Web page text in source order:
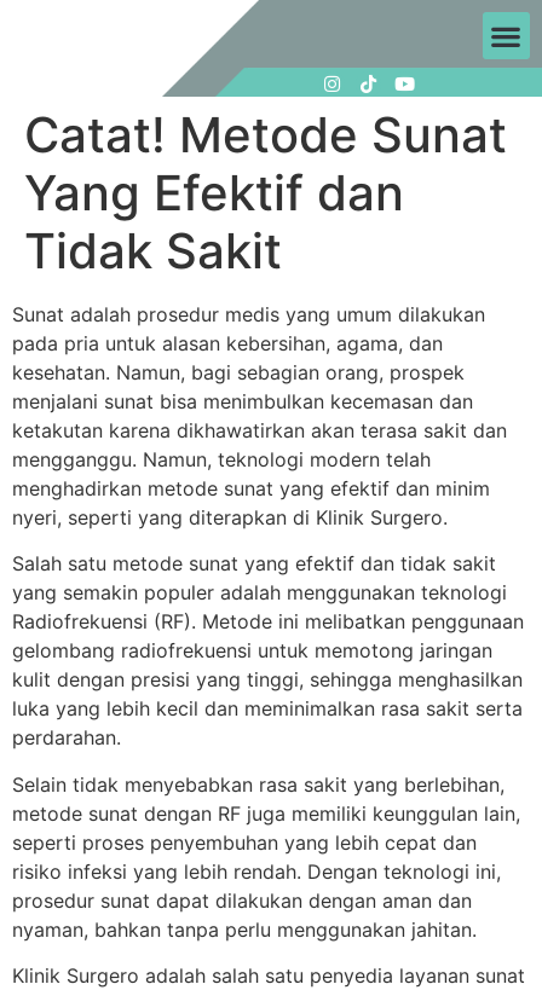
Catat! Metode Sunat
Yang Efektif dan
Tidak Sakit
Sunat adalah prosedur medis yang umum dilakukan
pada pria untuk alasan kebersihan, agama, dan
kesehatan. Namun, bagi sebagian orang, prospek
menjalani sunat bisa menimbulkan kecemasan dan
ketakutan karena dikhawatirkan akan terasa sakit dan
mengganggu. Namun, teknologi modern telah
menghadirkan metode sunat yang efektif dan minim
nyeri, seperti yang diterapkan di Klinik Surgero.
Salah satu metode sunat yang efektif dan tidak sakit
yang semakin populer adalah menggunakan teknologi
Radiofrekuensi (RF). Metode ini melibatkan penggunaan
gelombang radiofrekuensi untuk memotong jaringan
kulit dengan presisi yang tinggi, sehingga menghasilkan
luka yang lebih kecil dan meminimalkan rasa sakit serta
perdarahan.
Selain tidak menyebabkan rasa sakit yang berlebihan,
metode sunat dengan RF juga memiliki keunggulan lain,
seperti proses penyembuhan yang lebih cepat dan
risiko infeksi yang lebih rendah. Dengan teknologi ini,
prosedur sunat dapat dilakukan dengan aman dan
nyaman, bahkan tanpa perlu menggunakan jahitan.
Klinik Surgero adalah salah satu penyedia layanan sunat